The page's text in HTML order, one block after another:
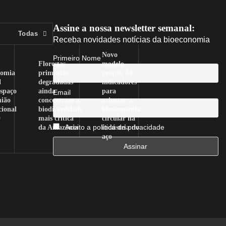
Todas
Florestas
primárias
degradadas
ainda
concentram a
biodiversidade
mais crítica
da Amazônia
Novo
modelo
indicadores
para
orientar a
circular na
indústria do
aço
Assine a nossa newsletter semanal:
Receba novidades notícias da bioeconomia
Primeiro Nome
Email
Aceito a política de privacidade